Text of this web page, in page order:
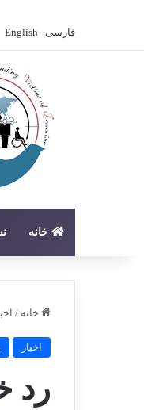
فارسی English
خانه
خانه /
اخبار
رد